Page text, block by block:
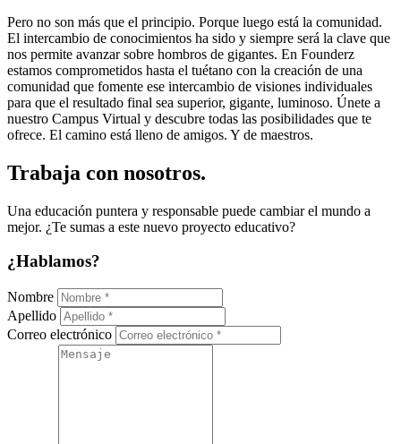
Pero no son más que el principio. Porque luego está la comunidad.
El intercambio de conocimientos ha sido y siempre será la clave que
nos permite avanzar sobre hombros de gigantes. En Founderz
estamos comprometidos hasta el tuétano con la creación de una
comunidad que fomente ese intercambio de visiones individuales
para que el resultado final sea superior, gigante, luminoso. Únete a
nuestro Campus Virtual y descubre todas las posibilidades que te
ofrece. El camino está lleno de amigos. Y de maestros.
Trabaja con nosotros.
Una educación puntera y responsable puede cambiar el mundo a
mejor. ¿Te sumas a este nuevo proyecto educativo?
¿Hablamos?
Nombre
Apellido
Correo electrónico